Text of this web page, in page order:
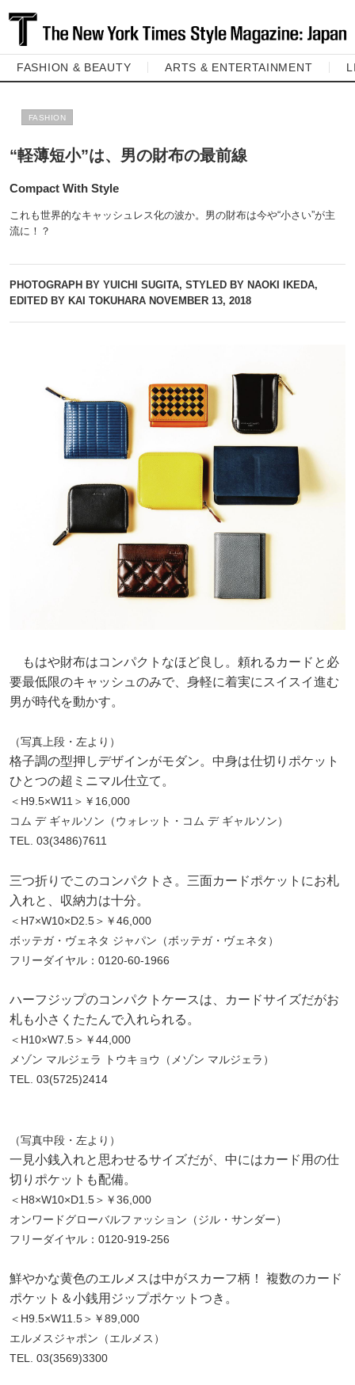
FASHION & BEAUTY ARTS & ENTERTAINMENT
FASHION
“軽薄短小”は、男の財布の最前線
Compact With Style
これも世界的なキャッシュレス化の波か。男の財布は今や“小さい”が主
流に！？
PHOTOGRAPH BY YUICHI SUGITA, STYLED BY NAOKI IKEDA,
EDITED BY KAI TOKUHARA NOVEMBER 13, 2018
もはや財布はコンパクトなほど良し。頼れるカードと必
要最低限のキャッシュのみで、身軽に着実にスイスイ進む
男が時代を動かす。
（写真上段・左より）
格子調の型押しデザインがモダン。中身は仕切りポケット
ひとつの超ミニマル仕立て。
＜H9.5×W11＞￥16,000
コム デ ギャルソン（ウォレット・コム デ ギャルソン）
TEL. 03(3486)7611
三つ折りでこのコンパクトさ。三面カードポケットにお札
入れと、収納力は十分。
＜H7×W10×D2.5＞￥46,000
ボッテガ・ヴェネタ ジャパン（ボッテガ・ヴェネタ）
フリーダイヤル：0120-60-1966
ハーフジップのコンパクトケースは、カードサイズだがお
札も小さくたたんで入れられる。
＜H10×W7.5＞￥44,000
メゾン マルジェラ トウキョウ（メゾン マルジェラ）
TEL. 03(5725)2414
（写真中段・左より）
一見小銭入れと思わせるサイズだが、中にはカード用の仕
切りポケットも配備。
＜H8×W10×D1.5＞￥36,000
オンワードグローバルファッション（ジル・サンダー）
フリーダイヤル：0120-919-256
鮮やかな黄色のエルメスは中がスカーフ柄！ 複数のカード
ポケット＆小銭用ジップポケットつき。
＜H9.5×W11.5＞￥89,000
エルメスジャポン（エルメス）
TEL. 03(3569)3300